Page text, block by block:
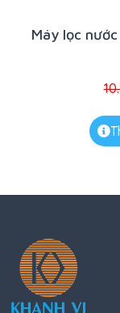
Máy lọc nước